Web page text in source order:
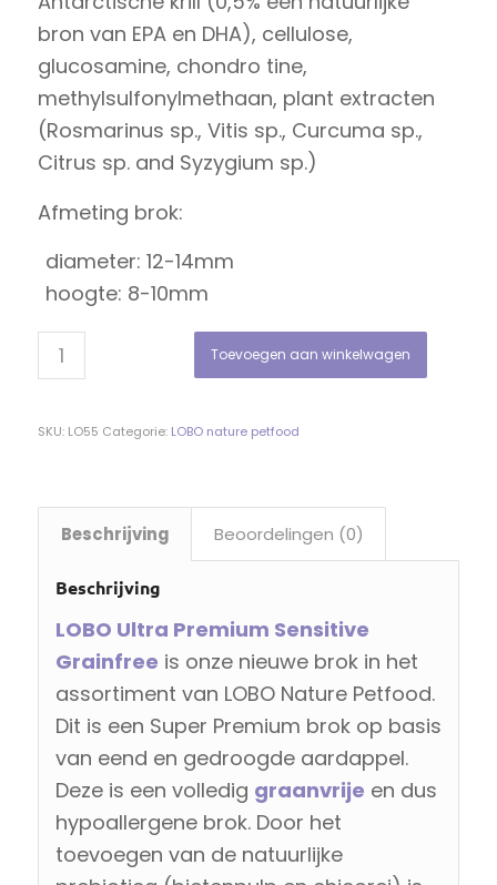
bron van EPA en DHA), cellulose,
glucosamine, chondro tine,
methylsulfonylmethaan, plant extracten
(Rosmarinus sp., Vitis sp., Curcuma sp.,
Citrus sp. and Syzygium sp.)
Afmeting brok:
diameter: 12-14mm
hoogte: 8-10mm
Toevoegen aan winkelwagen
SKU: LO55 Categorie: LOBO nature petfood
Beschrijving Beoordelingen (0)
Beschrijving
LOBO Ultra Premium Sensitive
Grainfree is onze nieuwe brok in het
assortiment van LOBO Nature Petfood.
Dit is een Super Premium brok op basis
van eend en gedroogde aardappel.
Deze is een volledig graanvrije en dus
hypoallergene brok. Door het
toevoegen van de natuurlijke